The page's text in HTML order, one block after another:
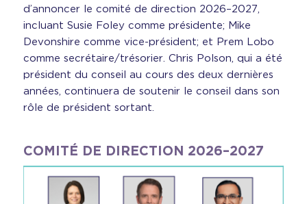
d’annoncer le comité de direction 2026–2027,
incluant Susie Foley comme présidente; Mike
Devonshire comme vice-président; et Prem Lobo
comme secrétaire/trésorier. Chris Polson, qui a été
président du conseil au cours des deux dernières
années, continuera de soutenir le conseil dans son
rôle de président sortant.
COMITÉ DE DIRECTION 2026–2027